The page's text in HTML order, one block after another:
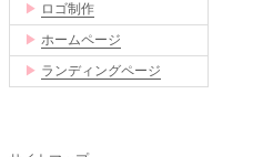
▶ ロゴ制作
▶ ホームページ
▶ ランディングページ